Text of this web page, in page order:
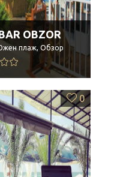
OBZOR
плаж, Обзор
0